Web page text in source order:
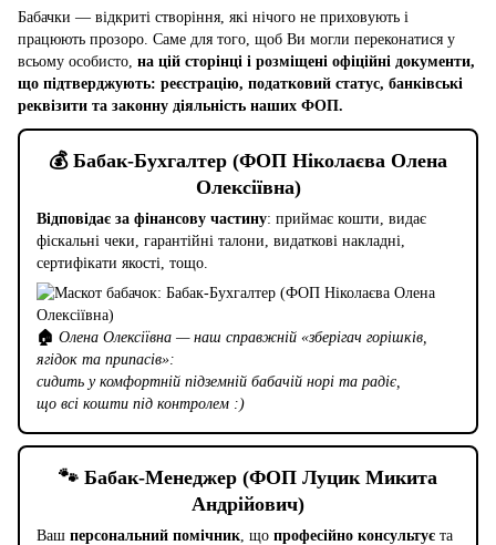
Бабачки — відкриті створіння, які нічого не приховують і
працюють прозоро. Саме для того, щоб Ви могли переконатися у
всьому особисто, на цій сторінці і розміщені офіційні документи,
що підтверджують: реєстрацію, податковий статус, банківські
реквізити та законну діяльність наших ФОП.
💰 Бабак-Бухгалтер (ФОП Ніколаєва Олена
Олексіївна)
Відповідає за фінансову частину: приймає кошти, видає
фіскальні чеки, гарантійні талони, видаткові накладні,
сертифікати якості, тощо.
🏠 Олена Олексіївна — наш справжній «зберігач горішків,
ягідок та припасів»:
сидить у комфортній підземній бабачій норі та радіє,
що всі кошти під контролем :)
🐾 Бабак-Менеджер (ФОП Луцик Микита
Андрійович)
Ваш персональний помічник , що професійно консультує та